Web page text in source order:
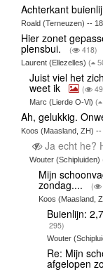
Achterkant
Roald (Terneuzen) --
Hier zonet
plensbui. ( 418)
Laurent (Ellezelles) (
Juist viel het
weet ik (
Marc (Lierde O-Vl)(
Ah, gelukkig.
Koos (Maasland, ZH)
Ja echt he?
Wouter (Schipluiden)
Mijn
zondag.... (
Koos (Maasland,
Buienlijn:
295)
Wouter
Re: Mijn
afgelopen